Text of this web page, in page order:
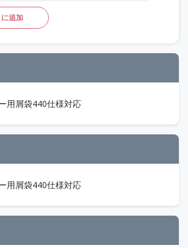
追加
用屑袋440仕様対応
用屑袋440仕様対応